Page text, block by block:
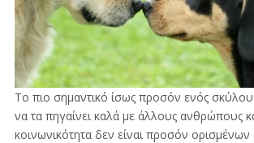
Το πιο σημαντικό ίσως προσόν ενός
να τα πηγαίνει καλά με άλλους ανθρώπους
κοινωνικότητα δεν είναι προσόν